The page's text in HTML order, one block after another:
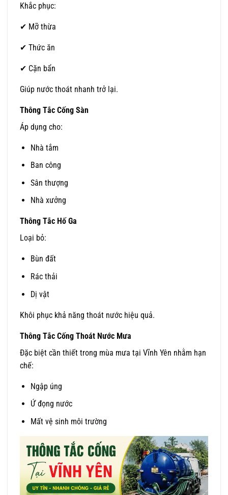
Khắc phục:
✔ Mỡ thừa
✔ Thức ăn
✔ Cặn bẩn
Giúp nước thoát nhanh trở lại.
Thông Tắc Cống Sàn
Áp dụng cho:
Nhà tắm
Ban công
Sân thượng
Nhà xưởng
Thông Tắc Hố Ga
Loại bỏ:
Bùn đất
Rác thải
Dị vật
Khôi phục khả năng thoát nước hiệu quả.
Thông Tắc Cống Thoát Nước Mưa
Đặc biệt cần thiết trong mùa mưa tại Vĩnh Yên nhằm hạn
chế:
Ngập úng
Ứ đọng nước
Mất vệ sinh môi trường